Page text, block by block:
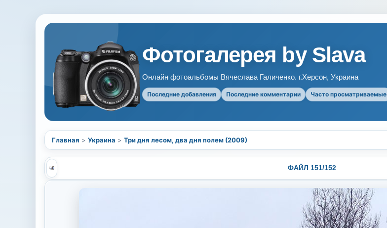
Фотогалерея by Slava
Онлайн фотоальбомы Вячеслава Галиченко. г.Херсон, Украина
Последние добавления Последние комментарии Часто просматриваемые
Главная > Украина > Три дня лесом, два дня полем (2009)
ФАЙЛ 151/152